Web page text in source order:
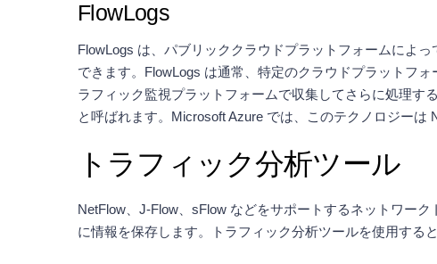
FlowLogs
FlowLogs は、パブリッククラウドプラットフォームによ
できます。FlowLogs は通常、特定のクラウドプラットフ
ラフィック監視プラットフォームで収集してさらに処理す
と呼ばれます。Microsoft Azure では、このテクノロジーは
トラフィック分析ツール
NetFlow、J-Flow、sFlow などをサポートするネットワー
に情報を保存します。トラフィック分析ツールを使用する